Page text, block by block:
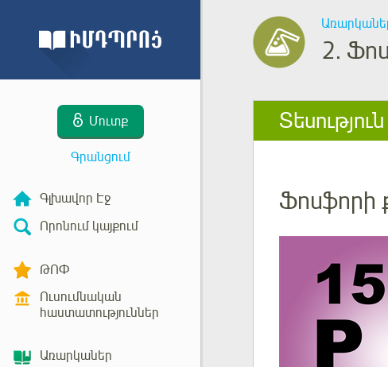
Մուտք
Գրանցում
Գլխավոր Էջ
Որոնում կայքում
ԹՈՓ
Ուսումնական
հաստատություններ
Առարկաներ
2.
Տեսություն
Ֆոսֆորի